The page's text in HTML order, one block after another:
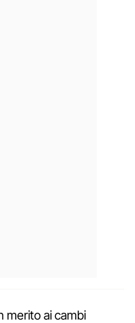
merito ai cambi